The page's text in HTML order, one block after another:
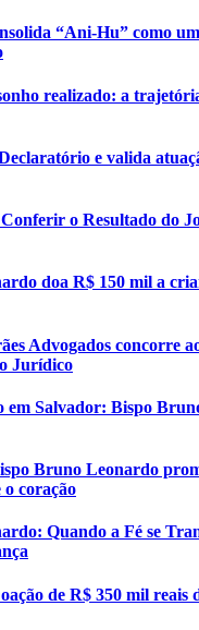
“Ani-Hu” como
realizado: a
e valida
o Resultado do
doa R$ 150 mil a
Advogados concorre
Jurídico
em Salvador: Bispo
Bruno Leonardo
coração
Quando a Fé se
de R$ 350 mil reais